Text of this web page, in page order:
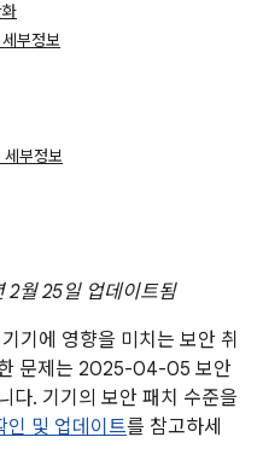
부정보
부정보
월 25일 업데이트됨
기에 영향을 미치는 보안 취
문제는 2025-04-05 보안
다. 기기의 보안 패치 수준을
및 업데이트를 참고하세